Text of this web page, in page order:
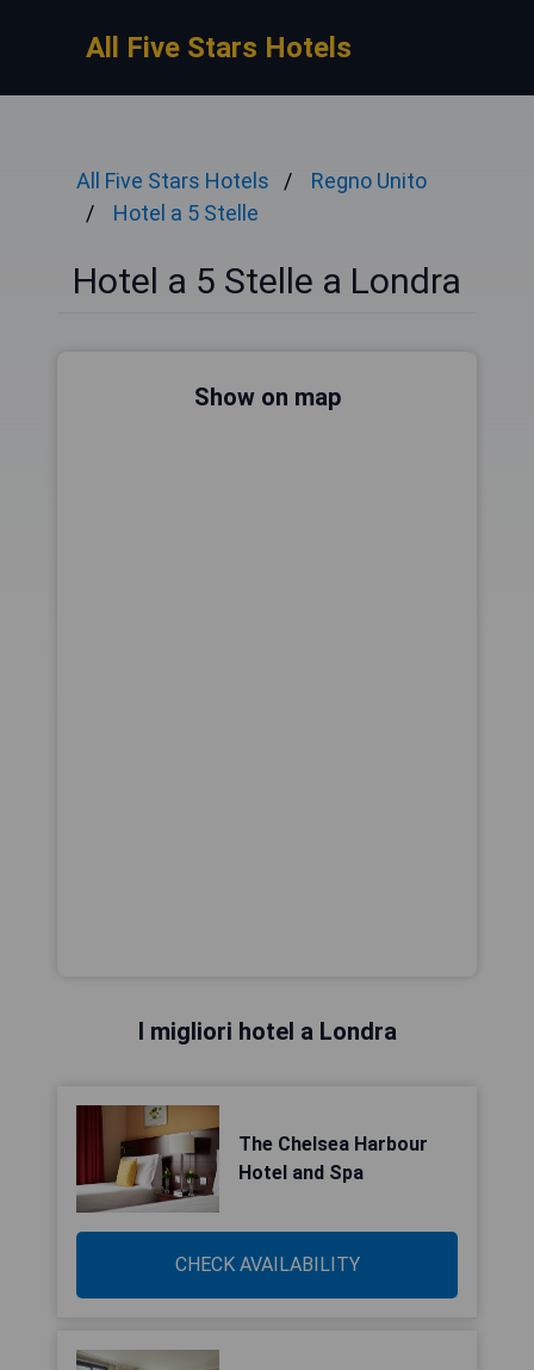
All Five Stars Hotels
All Five Stars Hotels
Regno Unito
Hotel a 5 Stelle
Hotel a 5 Stelle a Londra
Show on map
I migliori hotel a Londra
The Chelsea Harbour
Hotel and Spa
CHECK AVAILABILITY